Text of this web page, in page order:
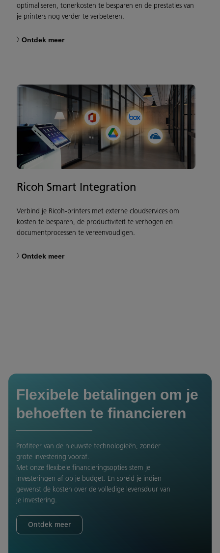
optimaliseren, tonerkosten te besparen en de prestaties van
je printers nog verder te verbeteren.
Ontdek meer
Ricoh Smart Integration
Verbind je Ricoh-printers met externe cloudservices om
kosten te besparen, de productiviteit te verhogen en
documentprocessen te vereenvoudigen.
Ontdek meer
Flexibele betalingen om je
behoeften te financieren
Profiteer van de nieuwste technologieën, zonder
grote investering vooraf.
Met onze flexibele financieringsopties stem je
investeringen af op je budget. En spreid je indien
gewenst de kosten over de volledige levensduur van
je investering.
Ontdek meer